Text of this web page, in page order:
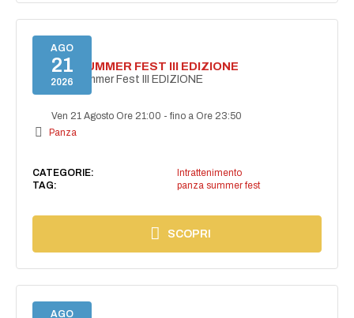
AGO
21
2026
PANZA SUMMER FEST III EDIZIONE
PANZA Summer Fest III EDIZIONE
Ven 21 Agosto Ore 21:00 -fino a Ore 23:50
Panza
CATEGORIE:
Intrattenimento
TAG:
panza summer fest
SCOPRI
AGO